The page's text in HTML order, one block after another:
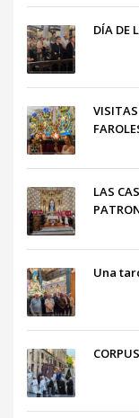
DÍA DE
VISITAS
LAS
Una